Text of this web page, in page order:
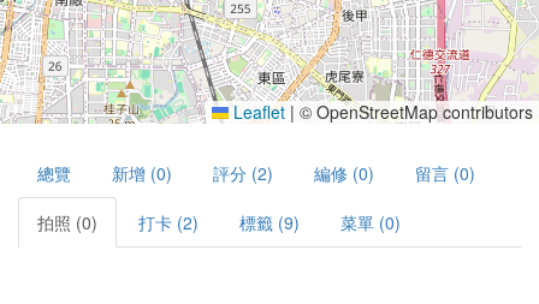
Leaflet | © OpenStreetMap contributors
總覽 新增 (0) 評分 (2) 編修 (0) 留言 (0)
拍照 (0) 打卡 (2) 標籤 (9) 菜單 (0)